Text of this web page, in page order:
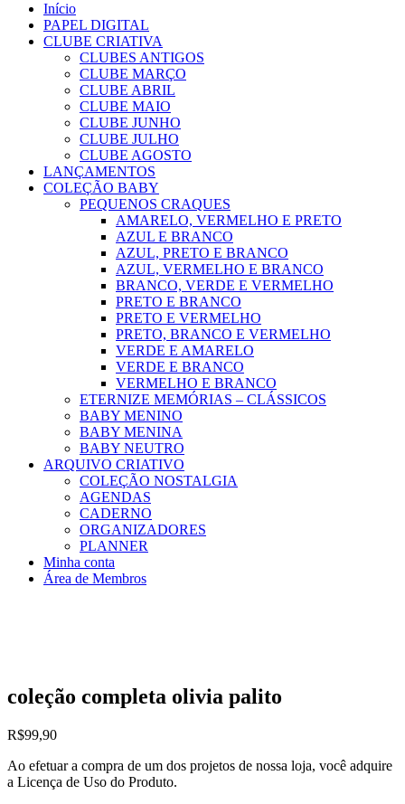
Início
PAPEL DIGITAL
CLUBE CRIATIVA
CLUBES ANTIGOS
CLUBE MARÇO
CLUBE ABRIL
CLUBE MAIO
CLUBE JUNHO
CLUBE JULHO
CLUBE AGOSTO
LANÇAMENTOS
COLEÇÃO BABY
PEQUENOS CRAQUES
AMARELO, VERMELHO E PRETO
AZUL E BRANCO
AZUL, PRETO E BRANCO
AZUL, VERMELHO E BRANCO
BRANCO, VERDE E VERMELHO
PRETO E BRANCO
PRETO E VERMELHO
PRETO, BRANCO E VERMELHO
VERDE E AMARELO
VERDE E BRANCO
VERMELHO E BRANCO
ETERNIZE MEMÓRIAS – CLÁSSICOS
BABY MENINO
BABY MENINA
BABY NEUTRO
ARQUIVO CRIATIVO
COLEÇÃO NOSTALGIA
AGENDAS
CADERNO
ORGANIZADORES
PLANNER
Minha conta
Área de Membros
coleção completa olivia palito
R$99,90
Ao efetuar a compra de um dos projetos de nossa loja, você adquire
a Licença de Uso do Produto.